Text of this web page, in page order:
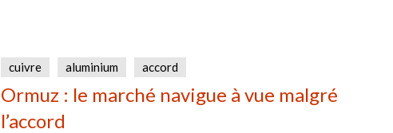
cuivre aluminium accord
Ormuz : le marché navigue à vue malgré
l’accord